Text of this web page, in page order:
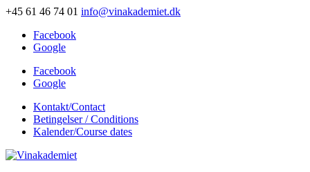
+45 61 46 74 01 info@vinakademiet.dk
Facebook
Google
Facebook
Google
Kontakt/Contact
Betingelser / Conditions
Kalender/Course dates